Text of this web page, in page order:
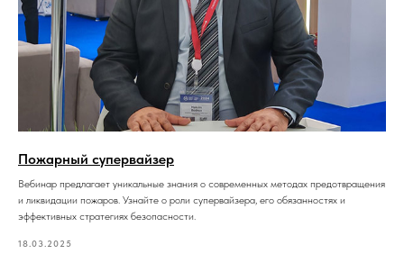
Пожарный супервайзер
Вебинар предлагает уникальные знания о современных методах предотвращения
и ликвидации пожаров. Узнайте о роли супервайзера, его обязанностях и
эффективных стратегиях безопасности.
18.03.2025